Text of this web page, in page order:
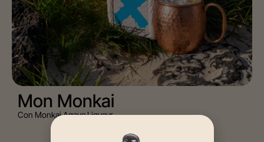
Mon Monkai
Con Monkai Agave Liqueur